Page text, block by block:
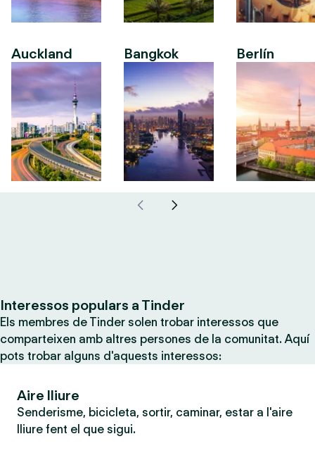
Auckland Bangkok Berlín
Interessos populars a Tinder
Els membres de Tinder solen trobar interessos que
comparteixen amb altres persones de la comunitat. Aquí
pots trobar alguns d'aquests interessos:
Aire lliure
Senderisme, bicicleta, sortir, caminar, estar a l'aire
lliure fent el que sigui.